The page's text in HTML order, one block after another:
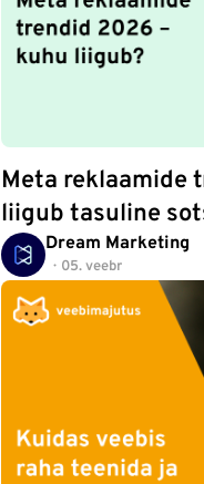
Meta reklaamide
liigub tasuline
Dream Marketing
05. veebr